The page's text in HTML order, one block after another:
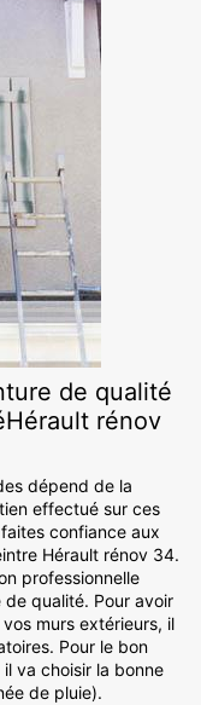
de qualité
rénov
dépend de la
effectué sur ces
confiance aux
Hérault rénov 34.
professionnelle
qualité. Pour avoir
murs extérieurs, il
Pour le bon
va choisir la bonne
de pluie).